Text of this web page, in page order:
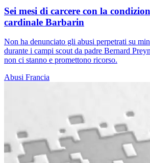
Sei mesi di carcere con la
cardinale Barbarin
Non ha denunciato gli abusi perpetrati su
durante i campi scout da padre Bernard
non ci stanno e promettono ricorso.
Abusi Francia